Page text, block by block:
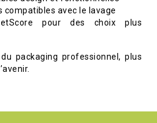
avec le lavage
pour des choix plus
packaging professionnel, plus